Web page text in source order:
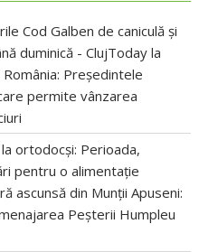
Cod Galben de caniculă și
duminică - ClujToday la
Președintele
permite vânzarea
ortodocși: Perioada,
pentru o alimentație
ascunsă din Munții Apuseni:
Peșterii Humpleu